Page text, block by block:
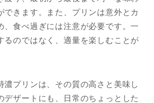
できます。また、プリンは意外とカ
、食べ過ぎには注意が必要です。一
るのではなく、適量を楽しむことが
濃プリンは、その質の高さと美味し
デザートにも、日常のちょっとした